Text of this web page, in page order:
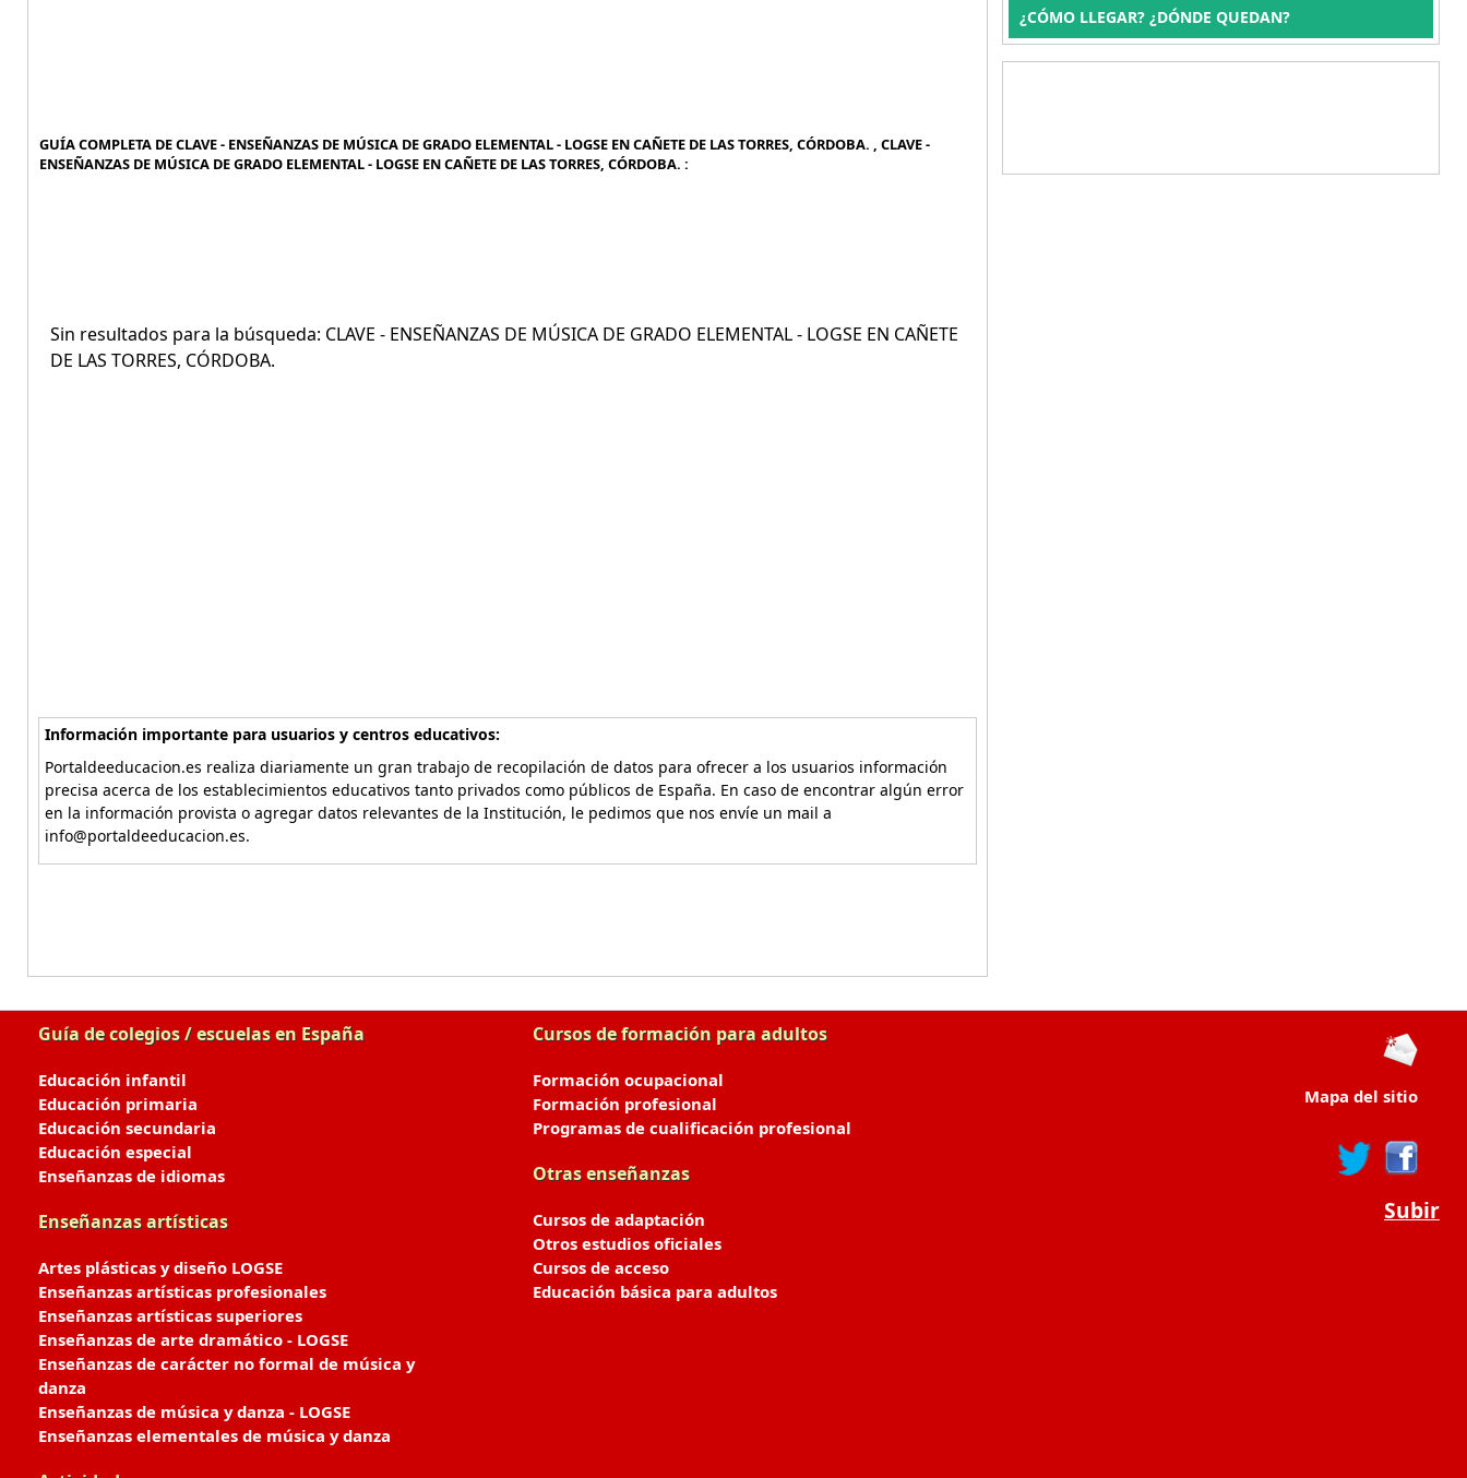
GUÍA COMPLETA DE CLAVE - ENSEÑANZAS DE MÚSICA DE GRADO ELEMENTAL - LOGSE EN CAÑETE DE LAS TORRES, CÓRDOBA. , CLAVE -
ENSEÑANZAS DE MÚSICA DE GRADO ELEMENTAL - LOGSE EN CAÑETE DE LAS TORRES, CÓRDOBA. :
Sin resultados para la búsqueda: CLAVE - ENSEÑANZAS DE MÚSICA DE GRADO ELEMENTAL - LOGSE EN CAÑETE
DE LAS TORRES, CÓRDOBA.
Información importante para usuarios y centros educativos:
Portaldeeducacion.es realiza diariamente un gran trabajo de recopilación de datos para ofrecer a los usuarios información
precisa acerca de los establecimientos educativos tanto privados como públicos de España. En caso de encontrar algún error
en la información provista o agregar datos relevantes de la Institución, le pedimos que nos envíe un mail a
info@portaldeeducacion.es.
¿CÓMO LLEGAR? ¿DÓNDE QUEDAN?
Guía de colegios / escuelas en España
Educación infantil
Educación primaria
Educación secundaria
Educación especial
Enseñanzas de idiomas
Enseñanzas artísticas
Artes plásticas y diseño LOGSE
Enseñanzas artísticas profesionales
Enseñanzas artísticas superiores
Enseñanzas de arte dramático - LOGSE
Enseñanzas de carácter no formal de música y
danza
Enseñanzas de música y danza - LOGSE
Enseñanzas elementales de música y danza
Cursos de formación para adultos
Formación ocupacional
Formación profesional
Programas de cualificación profesional
Otras enseñanzas
Cursos de adaptación
Otros estudios oficiales
Cursos de acceso
Educación básica para adultos
Mapa del sitio
Subir